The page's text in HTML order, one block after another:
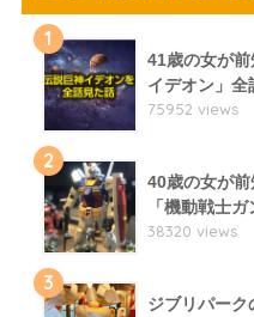
1
41歳の女が
イデオン」全
75952 views
2
40歳の女が
「機動戦士
38320 views
3
ジブリパーク